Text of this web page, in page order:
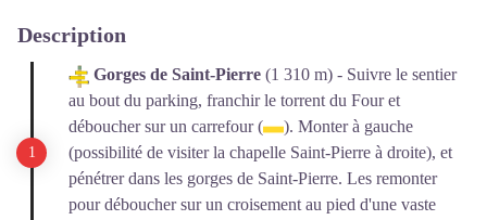
Description
Gorges de Saint-Pierre (1 310 m) - Suivre le sentier
au bout du parking, franchir le torrent du Four et
déboucher sur un carrefour (
). Monter à gauche
(possibilité de visiter la chapelle Saint-Pierre à droite), et
pénétrer dans les gorges de Saint-Pierre. Les remonter
pour déboucher sur un croisement au pied d'une vaste